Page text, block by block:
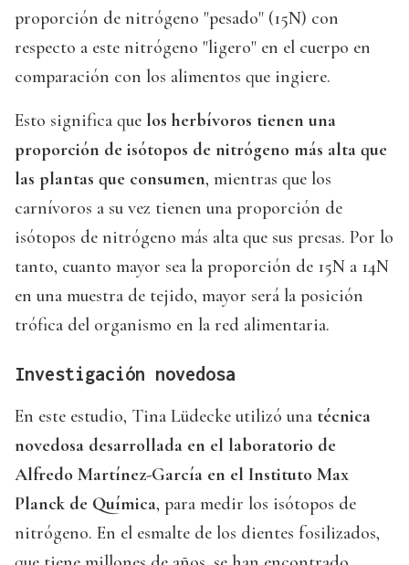
proporción de nitrógeno "pesado" (15N) con
respecto a este nitrógeno "ligero" en el cuerpo en
comparación con los alimentos que ingiere.
Esto significa que los herbívoros tienen una
proporción de isótopos de nitrógeno más alta que
las plantas que consumen, mientras que los
carnívoros a su vez tienen una proporción de
isótopos de nitrógeno más alta que sus presas. Por lo
tanto, cuanto mayor sea la proporción de 15N a 14N
en una muestra de tejido, mayor será la posición
trófica del organismo en la red alimentaria.
Investigación novedosa
En este estudio, Tina Lüdecke utilizó una técnica
novedosa desarrollada en el laboratorio de
Alfredo Martínez-García en el Instituto Max
Planck de Química, para medir los isótopos de
nitrógeno. En el esmalte de los dientes fosilizados,